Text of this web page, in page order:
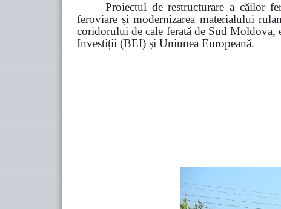
Proiectul de restructurare a căilor
feroviare și modernizarea materialului
coridorului de cale ferată de Sud Moldova,
Investiții (BEI) și Uniunea Europeană.